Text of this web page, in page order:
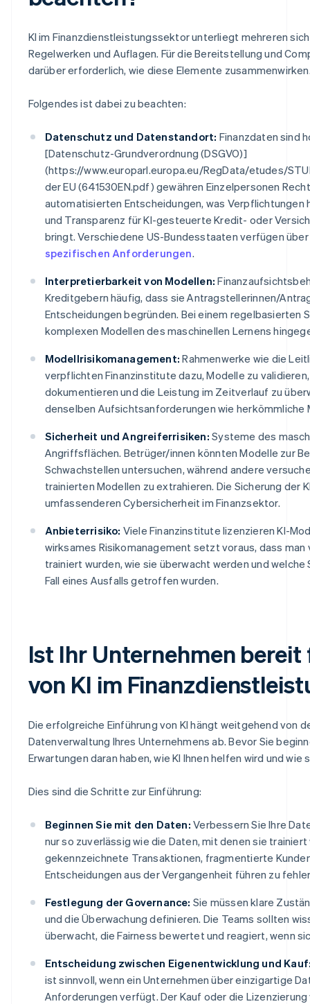
KI im Finanzdienstleistungssektor unterliegt mehreren
Regelwerken und Auflagen. Für die Bereitstellung und
darüber erforderlich, wie diese Elemente
Folgendes ist dabei zu beachten:
Datenschutz und Datenstandort: Finanzdaten sind
[Datenschutz-Grundverordnung (DSGVO)]
(https://www.europarl.europa.eu/RegData/etudes/
der EU (641530EN.pdf) gewähren Einzelpersonen
automatisierten Entscheidungen, was
und Transparenz für KI-gesteuerte Kredit- oder
bringt. Verschiedene US-Bundesstaaten verfügen
spezifischen Anforderungen.
Interpretierbarkeit von Modellen:
Kreditgebern häufig, dass sie Antragstellerinnen/
Entscheidungen begründen. Bei einem regelbasierten
komplexen Modellen des maschinellen Lernens
Modellrisikomanagement: Rahmenwerke wie die
verpflichten Finanzinstitute dazu, Modelle zu
dokumentieren und die Leistung im Zeitverlauf zu
denselben Aufsichtsanforderungen wie herkömmliche
Sicherheit und Angreiferrisiken: Systeme des
Angriffsflächen. Betrüger/innen könnten Modelle zur
Schwachstellen untersuchen, während andere
trainierten Modellen zu extrahieren. Die Sicherung der
umfassenderen Cybersicherheit im Finanzsektor.
Anbieterrisiko: Viele Finanzinstitute lizenzieren KI-
wirksames Risikomanagement setzt voraus, dass
trainiert wurden, wie sie überwacht werden und
Fall eines Ausfalls getroffen wurden.
Ist Ihr Unternehmen
von KI im
Die erfolgreiche Einführung von KI hängt weitgehend von
Datenverwaltung Ihres Unternehmens ab. Bevor Sie
Erwartungen daran haben, wie KI Ihnen helfen wird und
Dies sind die Schritte zur Einführung:
Beginnen Sie mit den Daten: Verbessern Sie Ihre
nur so zuverlässig wie die Daten, mit denen sie
gekennzeichnete Transaktionen, fragmentierte
Entscheidungen aus der Vergangenheit führen zu
Festlegung der Governance: Sie müssen klare
und die Überwachung definieren. Die Teams sollten
überwacht, die Fairness bewertet und reagiert, wenn
Entscheidung zwischen Eigenentwicklung und
ist sinnvoll, wenn ein Unternehmen über einzigartige
Anforderungen verfügt. Der Kauf oder die